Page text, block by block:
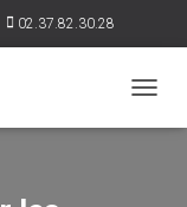
02.37.82.30.28
É